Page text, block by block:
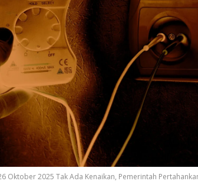
Oktober 2025 Tak Ada Kenaikan, Pemerintah